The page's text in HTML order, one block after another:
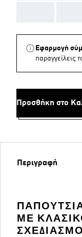
Εφαρμογή
παραγγείλεις
Προσθήκη στο
Περιγραφή
ΜΕ